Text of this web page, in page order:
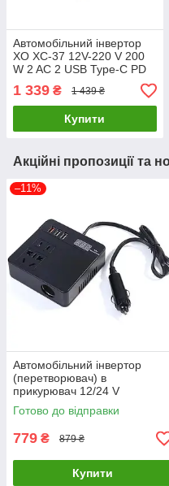
Автомобільний інвертор
XO XC-37 12V-220 V 200
W 2 AC 2 USB Type-C PD
1 339 ₴ 1 439 ₴
Купити
Акційні пропозиції та
–11%
Автомобільний інвертор
(перетворювач) в
прикурювач 12/24 V
Готово до відправки
779 ₴ 879 ₴
Купити